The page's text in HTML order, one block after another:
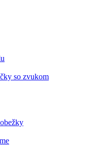
so zvukom